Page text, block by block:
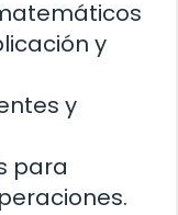
y
y
para